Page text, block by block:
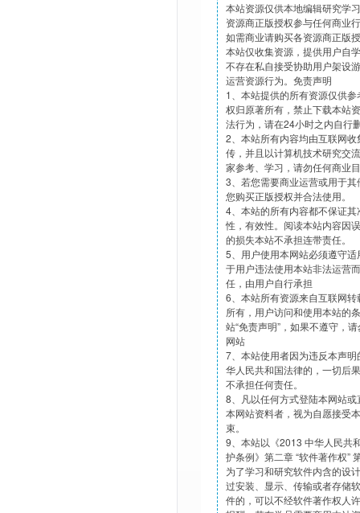
本站资源仅供本地编辑研究学
资源商正版授权参与任何商业
如需商业请购买各资源商正版
本站仅收集资源，提供用户自
不存在私自接受协助用户架设
运营资源行为。免责声明
1、本站提供的所有资源仅供
权归原著所有，禁止下载本站
法行为，请在24小时之内自行
2、本站所有内容均由互联网
传，并且以计算机技术研究交
家参考、学习，请勿任何商业
3、若您需要商业运营或用于
您购买正版授权并合法使用。
4、本站的所有内容都不保证
性，有效性。阅读本站内容因
的损失本站不承担连带责任。
5、用户使用本网站必须遵守
于用户违法使用本站非法运营
任，由用户自行承担
6、本站所有资源来自互联网
所有，用户访问和使用本站的
站“免责声明”，如果不遵守，
网站
7、本站使用者因为违反本声
华人民共和国法律的，一切后
不承担任何责任。
8、凡以任何方式登陆本网站
本网站资料者，视为自愿接受
束。
9、本站以《2013 中华人民共
护条例》第二章 “软件著作权”
为了学习和研究软件内含的设
过安装、显示、传输或者存储
件的，可以不经软件著作权人